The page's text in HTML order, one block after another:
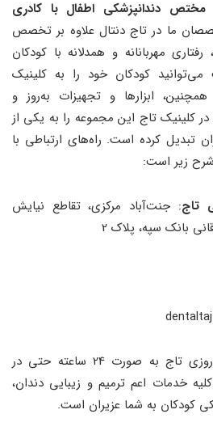
دندانپزشکی اطفال با کادری
ما در تاج دنتال علاوه بر تخصص
مهربانانه و همدلانه با کودکان
کودکان خود را به کلینیک
ابزارها و تجهیزات به‌روز و
کلینیک تاج این مجموعه را به یکی از
تبدیل کرده است. راه‌های ارتباطی با
شرح زیر است:
تاج: جنت‌آباد مرکزی، تقاطع نیایش
بانک سپه، پلاک 2
کلینیک دندان‌پزشکی شبانه‌روزی تاج به صورت 24 ساعته حتی در
خدمات اعم ترمیم و زیبایی دندان،
کودکان به شما عزیران است.